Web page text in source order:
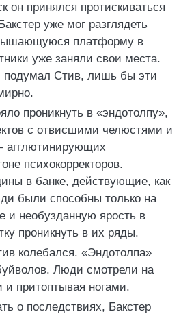
он принялся протискиваться
уже мог разглядеть
платформу в
уже заняли свои места.
подумал Стив, лишь бы эти
проникнуть в «эндотолпу»,
с отвисшими челюстями и
агглютинирующих
психокорректоров.
в банке, действующие, как
были способны только на
и необузданную ярость в
проникнуть в их ряды.
колебался. «Эндотолпа»
Люди смотрели на
и притоптывая ногами.
о последствиях, Бакстер